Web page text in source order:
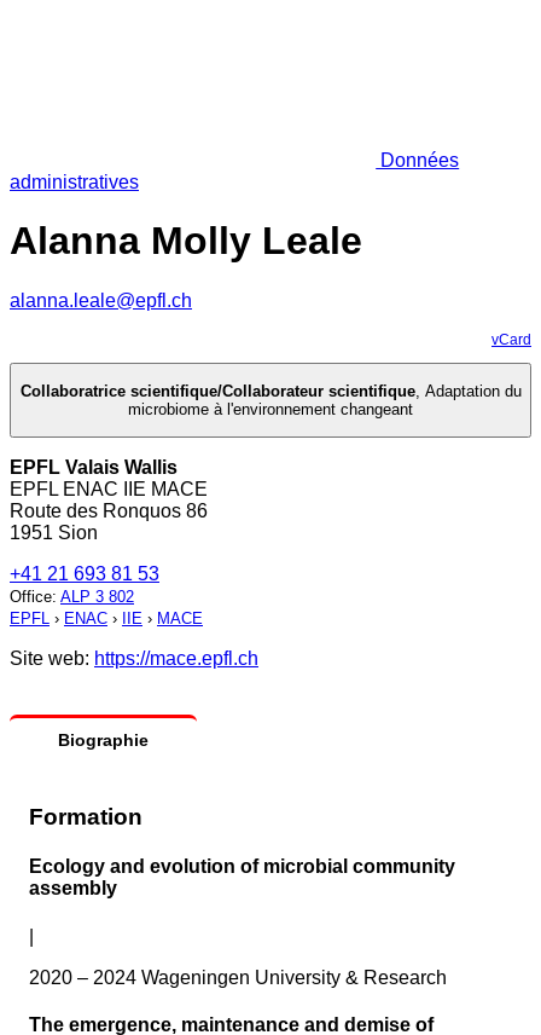
Données
administratives
Alanna Molly Leale
alanna.leale@epfl.ch
vCard
Collaboratrice scientifique/Collaborateur scientifique, Adaptation du
microbiome à l'environnement changeant
EPFL Valais Wallis
EPFL ENAC IIE MACE
Route des Ronquos 86
1951 Sion
+41 21 693 81 53
Office: ALP 3 802
EPFL › ENAC › IIE › MACE
Site web: https://mace.epfl.ch
Biographie
Formation
Ecology and evolution of microbial community
assembly
2020 – 2024 Wageningen University & Research
The emergence, maintenance and demise of